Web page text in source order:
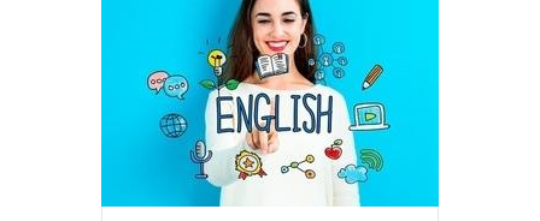
подали зіпсоване страву, і чи зможе суспільство захисту
споживачів довести свою правоту в суді? Про всіх цих і інших
життєвих ситуаціях ви прочитаєте у нашій рубриці. Виключно
актуальні теми і самі реальні експерименти!